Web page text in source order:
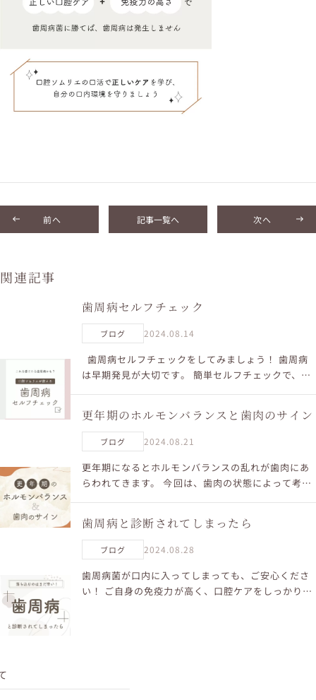
前へ 記事一覧へ 次へ
関連記事
歯周病セルフチェック
ブログ 2024.08.14
歯周病セルフチェックをしてみましょう！ 歯周病
は早期発見が大切です。 簡単セルフチェックで、あ
更年期のホルモンバランスと歯肉のサイン
ブログ 2024.08.21
更年期になるとホルモンバランスの乱れが歯肉にあ
らわれてきます。 今回は、歯肉の状態によって考え
アを知りたい...
歯周病と診断されてしまったら
ブログ 2024.08.28
歯周病菌が口内に入ってしまっても、ご安心くださ
い！ ご自身の免疫力が高く、口腔ケアをしっかり行